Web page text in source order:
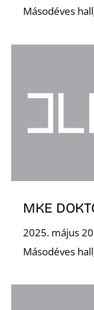
Másodéves
MKE
2025. május
Másodéves